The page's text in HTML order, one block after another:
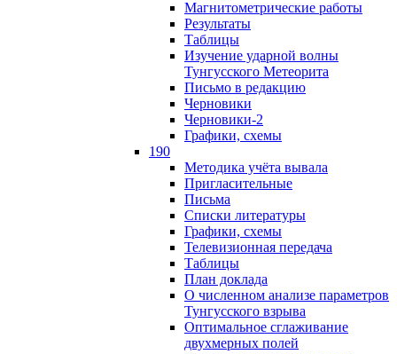
Магнитометрические работы
Результаты
Таблицы
Изучение ударной волны
Тунгусского Метеорита
Письмо в редакцию
Черновики
Черновики-2
Графики, схемы
190
Методика учёта вывала
Пригласительные
Письма
Списки литературы
Графики, схемы
Телевизионная передача
Таблицы
План доклада
О численном анализе параметров
Тунгусского взрыва
Оптимальное сглаживание
двухмерных полей